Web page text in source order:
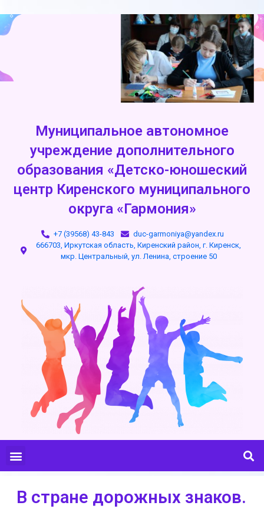
Муниципальное автономное
учреждение дополнительного
образования «Детско-юношеский
центр Киренского муниципального
округа «Гармония»
+7 (39568) 43-843
duc-garmoniya@yandex.ru
666703, Иркутская область, Киренский район, г. Киренск,
мкр. Центральный, ул. Ленина, строение 50
В стране дорожных знаков.